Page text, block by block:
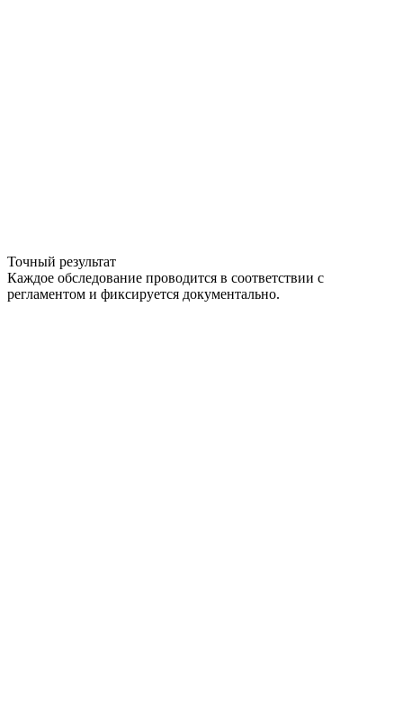
Точный результат
Каждое обследование проводится в соответствии с
регламентом и фиксируется документально.